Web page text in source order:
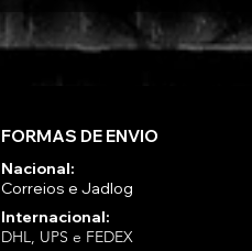
FORMAS DE ENVIO
Nacional:
Correios e Jadlog
Internacional:
DHL, UPS e FEDEX